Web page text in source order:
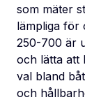
som mäter
lämpliga för
250-700 är
och lätta att
val bland
och